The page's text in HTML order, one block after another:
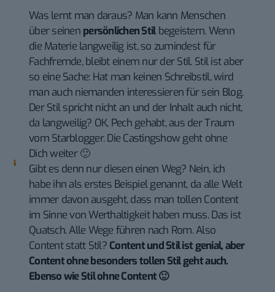
Was lernt man daraus? Man kann Menschen
über seinen persönlichen Stilbegeistern. Wenn
die Materie langweilig ist, so zumindest für
Fachfremde, bleibt einem nur der Stil. Stil ist aber
so eine Sache: Hat man keinen Schreibstil, wird
man auch niemanden interessieren für sein Blog.
Der Stil spricht nicht an und der Inhalt auch nicht,
da langweilig? OK, Pech gehabt, aus der Traum
vom Starblogger. Die Castingshow geht ohne
Dich weiter 🙂
Gibt es denn nur diesen einen Weg? Nein, ich
habe ihn als erstes Beispiel genannt, da alle Welt
immer davon ausgeht, dass man tollen Content
im Sinne von Werthaltigkeit haben muss. Das ist
Quatsch. Alle Wege führen nach Rom. Also
Content statt Stil? Content und Stil ist genial, aber
Content ohne besonders tollen Stil geht auch.
Ebenso wie Stil ohne Content 🙂